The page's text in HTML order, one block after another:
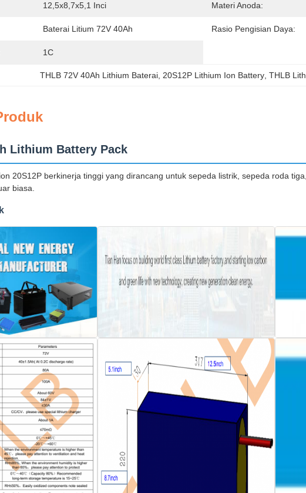
12,5x8,7x5,1 Inci Materi Anoda:
Baterai Litium 72V 40Ah Rasio Pengisian Daya:
1C
THLB 72V 40Ah Lithium Baterai, 20S12P Lithium Ion Battery, THLB
Lithium Battery Pack
20S12P berkinerja tinggi yang dirancang untuk sepeda listrik, sepeda roda
biasa.